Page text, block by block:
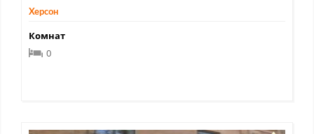
Херсон
Комнат
0